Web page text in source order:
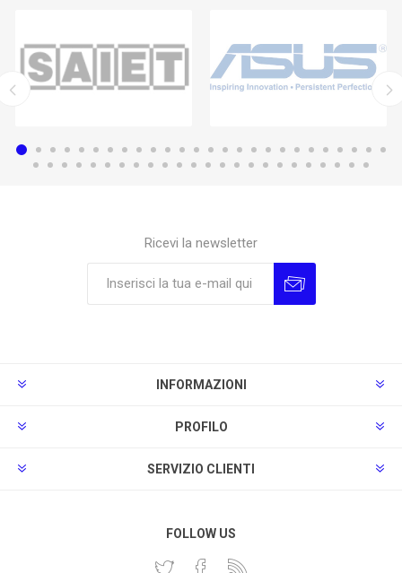
Ricevi la newsletter
INFORMAZIONI
PROFILO
SERVIZIO CLIENTI
FOLLOW US